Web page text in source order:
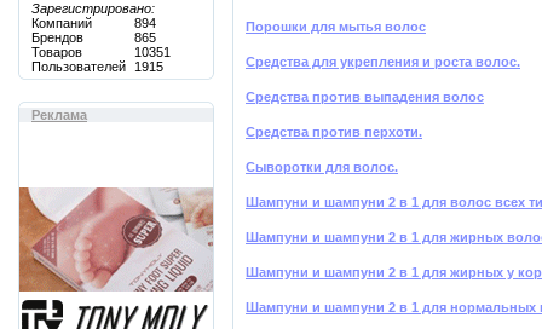
Зарегистрировано:
Компаний
894
Брендов
865
Товаров
10351
Пользователей
1915
Реклама
Порошки для мытья волос
Средства для укрепления и роста волос.
Средства против выпадения волос
Средства против перхоти.
Сыворотки для волос.
Шампуни и шампуни 2 в 1 для волос всех
Шампуни и шампуни 2 в 1 для жирных
Шампуни и шампуни 2 в 1 для жирных у
Шампуни и шампуни 2 в 1 для нормальных